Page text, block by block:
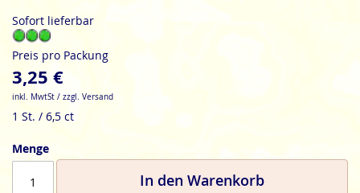
Sofort lieferbar
Preis pro Packung
3,25 €
inkl. MwtSt / zzgl. Versand
1 St. / 6,5 ct
Menge
In den Warenkorb